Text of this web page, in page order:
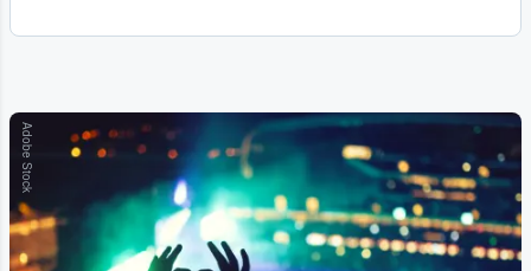
Adobe Stock